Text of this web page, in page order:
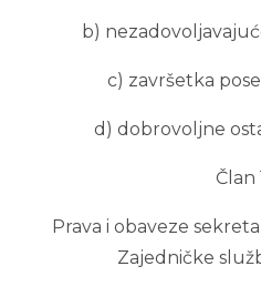
b)
c) završetka
d) dobrovoljne
Član
Prava i obaveze
Zajedničke